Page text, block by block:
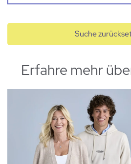
Suche
Erfahre mehr